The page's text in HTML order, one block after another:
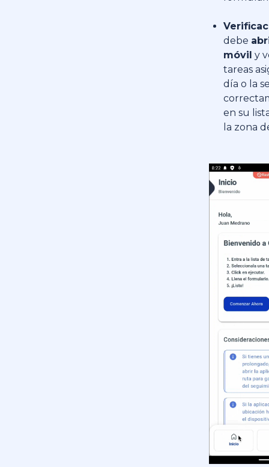
debe
móvil y
tareas
día o la
en su
la zona